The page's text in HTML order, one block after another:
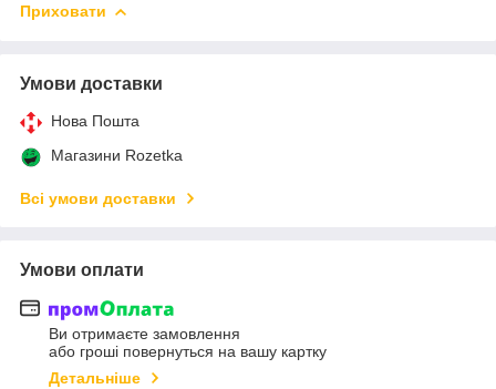
Приховати
Умови доставки
Нова Пошта
Магазини Rozetka
Всі умови доставки
Умови оплати
Ви отримаєте замовлення
або гроші повернуться на вашу картку
Детальніше